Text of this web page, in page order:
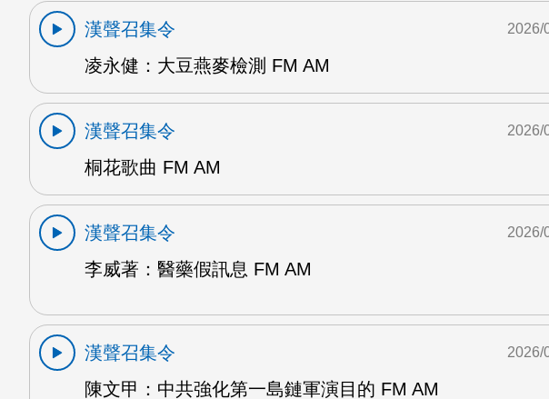
漢聲召集令
凌永健：大豆燕麥檢測 FM AM
2026/
漢聲召集令
桐花歌曲 FM AM
2026/
漢聲召集令
李威著：醫藥假訊息 FM AM
2026/
漢聲召集令
陳文甲：中共強化第一島鏈軍演目的 FM AM
2026/